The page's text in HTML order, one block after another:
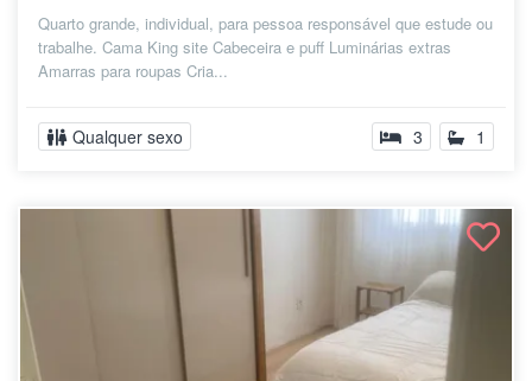
Quarto grande, individual, para pessoa responsável que estude ou
trabalhe. Cama King site Cabeceira e puff Luminárias extras
Amarras para roupas Cria...
Qualquer sexo 3 1